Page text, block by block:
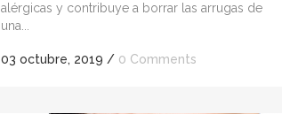
alérgicas y contribuye a borrar las arrugas de
una...
03 octubre, 2019 / 0 Comments